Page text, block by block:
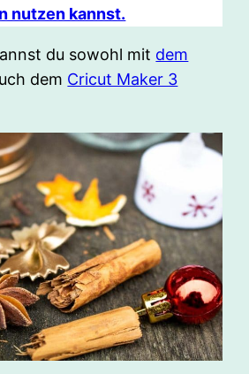
nutzen kannst.
du sowohl mit dem
dem Cricut Maker 3